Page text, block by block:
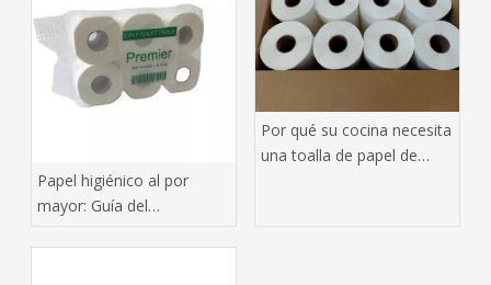
Papel higiénico al por
mayor: Guía del
Por qué su cocina necesita
una toalla de papel de